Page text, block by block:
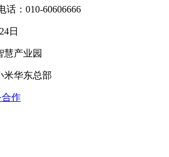
：010-60606666
日
慧产业园
米华东总部
作